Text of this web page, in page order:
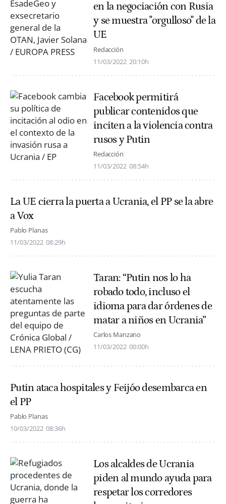
en la negociación con Rusia
y se muestra "orgulloso" de la
UE
Redacción
11/03/2022 20:10h
Facebook permitirá
publicar contenidos que
inciten a la violencia contra
rusos y Putin
Redacción
11/03/2022 08:54h
La UE cierra la puerta a Ucrania, el PP se la abre
a Vox
Pablo Planas
11/03/2022 08:29h
Taran: “Putin nos lo ha
robado todo, incluso el
idioma para dar órdenes de
matar a niños en Ucrania”
Carlos Manzano
11/03/2022 00:00h
Putin ataca hospitales y Feijóo desembarca en
el PP
Pablo Planas
10/03/2022 08:36h
Los alcaldes de Ucrania
piden al mundo ayuda para
respetar los corredores